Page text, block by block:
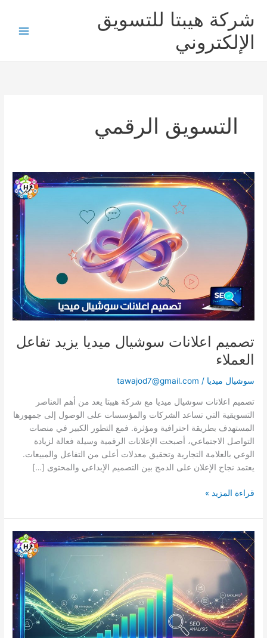
المحتوى
شركة هيبتا للتسويق
الإلكتروني
التسويق الرقمي
تصميم اعلانات سوشيال ميديا يزيد تفاعل
العملاء
سوشيال ميديا /
tawajod7@gmail.com
تصميم اعلانات سوشيال ميديا مع شركة هيبتا يعد من أهم العناصر
التسويقية التي تساعد الشركات والمؤسسات على الوصول إلى جمهورها
المستهدف بطريقة احترافية ومؤثرة. فمع التطور الكبير في منصات
التواصل الاجتماعي، أصبحت الإعلانات الرقمية وسيلة فعالة لزيادة
الوعي بالعلامة التجارية وتحقيق معدلات أعلى من التفاعل والمبيعات.
يعتمد نجاح الإعلان على الدمج بين التصميم الإبداعي والمحتوى […]
تصميم
اعلانات
سوشيال
ميديا
يزيد
تفاعل
العملاء
قراءة المزيد »
تحليل
سيو
الموقع
أهميته
في
تحسين
ظهورك